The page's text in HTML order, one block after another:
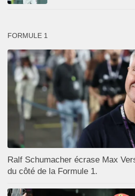
FORMULE 1
Ralf Schumacher écrase Max
du côté de la Formule 1.